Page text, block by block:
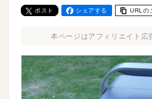
ポスト シェアする URLの
本ページはアフィリエイト広